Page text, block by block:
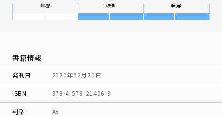
基礎 標準 発展
書籍情報
発刊日 2020年02月20日
ISBN 978-4-578-21406-9
判型 A5